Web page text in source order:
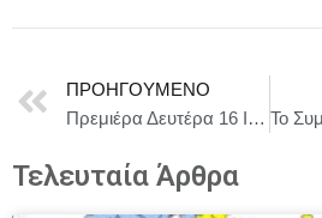
ΠΡΟΗΓΟΎΜΕΝΟ
Πρεμιέρα Δευτέρα 16 Ιουνίου στο θέατρο ΑΛΚΜΗΝΗ | ‘Η Ανθρώπινη φωνή με την Κατερίνα Φελλά
Τελευταία Άρθρα